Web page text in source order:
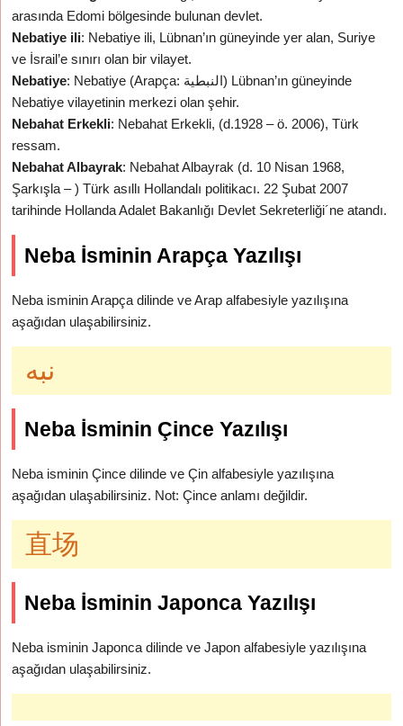
arasında Edomi bölgesinde bulunan devlet.
Nebatiye ili: Nebatiye ili, Lübnan’ın güneyinde yer alan, Suriye
ve İsrail’e sınırı olan bir vilayet.
Nebatiye: Nebatiye (Arapça: النبطية) Lübnan’ın güneyinde
Nebatiye vilayetinin merkezi olan şehir.
Nebahat Erkekli: Nebahat Erkekli, (d.1928 – ö. 2006), Türk
ressam.
Nebahat Albayrak: Nebahat Albayrak (d. 10 Nisan 1968,
Şarkışla – ) Türk asıllı Hollandalı politikacı. 22 Şubat 2007
tarihinde Hollanda Adalet Bakanlığı Devlet Sekreterliği´ne atandı.
Neba İsminin Arapça Yazılışı
Neba isminin Arapça dilinde ve Arap alfabesiyle yazılışına
aşağıdan ulaşabilirsiniz.
نبه
Neba İsminin Çince Yazılışı
Neba isminin Çince dilinde ve Çin alfabesiyle yazılışına
aşağıdan ulaşabilirsiniz. Not: Çince anlamı değildir.
直场
Neba İsminin Japonca Yazılışı
Neba isminin Japonca dilinde ve Japon alfabesiyle yazılışına
aşağıdan ulaşabilirsiniz.